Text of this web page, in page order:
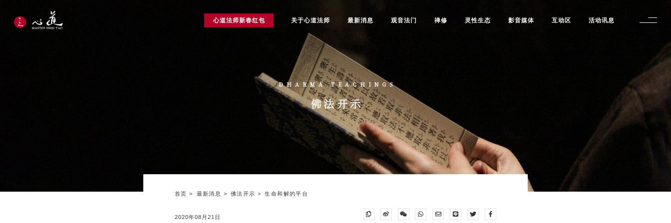
DHARMA TEACHINGS
佛法开示
首页 最新消息 佛法开示 生命和解的平台
2020年08月21日
心道法师新春红包 关于心道法师 最新消息 观音法门 禅修 灵性生态 影音媒体 互动区 活动讯息